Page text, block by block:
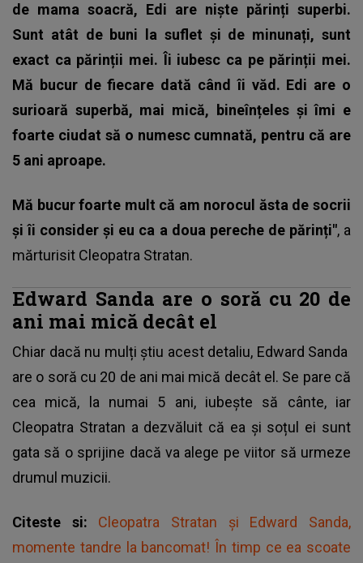
de mama soacră, Edi are niște părinți superbi.
Sunt atât de buni la suflet și de minunați, sunt
exact ca părinții mei. Îi iubesc ca pe părinții mei.
Mă bucur de fiecare dată când îi văd. Edi are o
surioară superbă, mai mică, bineînțeles și îmi e
foarte ciudat să o numesc cumnată, pentru că are
5 ani aproape.
Mă bucur foarte mult că am norocul ăsta de socrii
și îi consider și eu ca a doua pereche de părinți", a
mărturisit Cleopatra Stratan.
Edward Sanda are o soră cu 20 de
ani mai mică decât el
Chiar dacă nu mulți știu acest detaliu, Edward Sanda
are o soră cu 20 de ani mai mică decât el. Se pare că
cea mică, la numai 5 ani, iubește să cânte, iar
Cleopatra Stratan a dezvăluit că ea și soțul ei sunt
gata să o sprijine dacă va alege pe viitor să urmeze
drumul muzicii.
Citeste si: Cleopatra Stratan și Edward Sanda,
momente tandre la bancomat! În timp ce ea scoate